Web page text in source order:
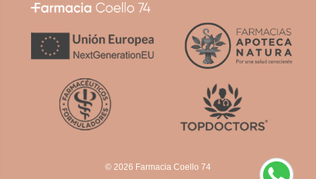
© 2026 Farmacia Coello 74